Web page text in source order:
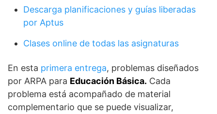
Descarga planificaciones y guías liberadas
por Aptus
Clases online de todas las asignaturas
En esta primera entrega, problemas diseñados
por ARPA para Educación Básica. Cada
problema está acompañado de material
complementario que se puede visualizar,